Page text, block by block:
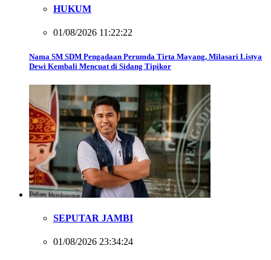
HUKUM
01/08/2026 11:22:22
Nama SM SDM Pengadaan Perumda Tirta Mayang, Milasari Listya
Dewi Kembali Mencuat di Sidang Tipikor
SEPUTAR JAMBI
01/08/2026 23:34:24